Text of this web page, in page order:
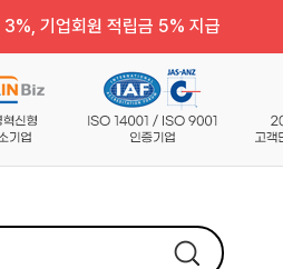
기업회원 적립금 5% 지급